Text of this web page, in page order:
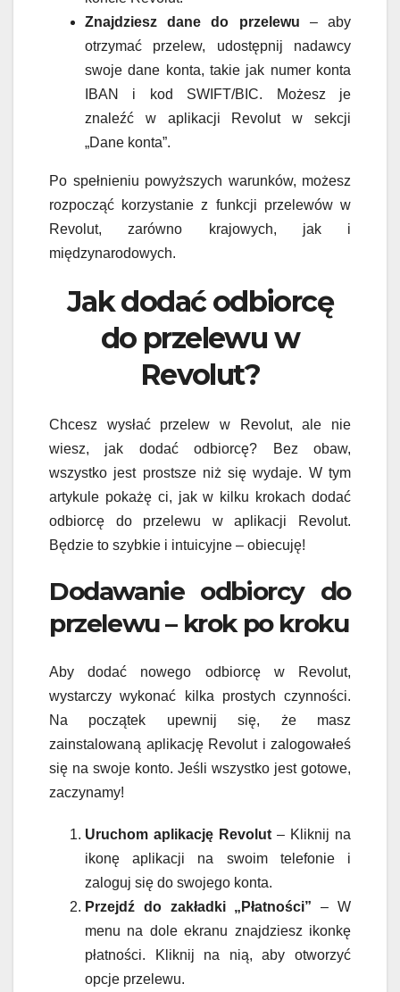
Znajdziesz dane do przelewu – aby
otrzymać przelew, udostępnij nadawcy
swoje dane konta, takie jak numer konta
IBAN i kod SWIFT/BIC. Możesz je
znaleźć w aplikacji Revolut w sekcji
„Dane konta”.
Po spełnieniu powyższych warunków, możesz
rozpocząć korzystanie z funkcji przelewów w
Revolut, zarówno krajowych, jak i
międzynarodowych.
Jak dodać odbiorcę
do przelewu w
Revolut?
Chcesz wysłać przelew w Revolut, ale nie
wiesz, jak dodać odbiorcę? Bez obaw,
wszystko jest prostsze niż się wydaje. W tym
artykule pokażę ci, jak w kilku krokach dodać
odbiorcę do przelewu w aplikacji Revolut.
Będzie to szybkie i intuicyjne – obiecuję!
Dodawanie odbiorcy do
przelewu – krok po kroku
Aby dodać nowego odbiorcę w Revolut,
wystarczy wykonać kilka prostych czynności.
Na początek upewnij się, że masz
zainstalowaną aplikację Revolut i zalogowałeś
się na swoje konto. Jeśli wszystko jest gotowe,
zaczynamy!
Uruchom aplikację Revolut – Kliknij na
ikonę aplikacji na swoim telefonie i
zaloguj się do swojego konta.
Przejdź do zakładki „Płatności” – W
menu na dole ekranu znajdziesz ikonkę
płatności. Kliknij na nią, aby otworzyć
opcje przelewu.